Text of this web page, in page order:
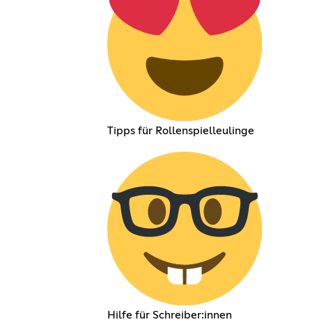
Tipps für Rollenspielleulinge
Hilfe für Schreiber:innen